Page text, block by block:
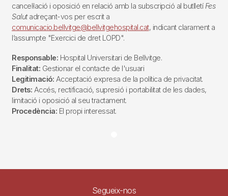
cancel·lació i oposició en relació amb la subscripció al butlletí Fes
Salutadreçant-vos per escrit a
comunicacio.bellvitge@bellvitgehospital.cat, indicant clarament a
l’assumpte "Exercici de dret LOPD".
Responsable: Hospital Universitari de Bellvitge.
Finalitat: Gestionar el contacte de l'usuari
Legitimació: Acceptació expresa de la política de privacitat.
Drets: Accés, rectificació, supresió i portabilitat de les dades,
limitació i oposició al seu tractament.
Procedència: El propi interessat.
Segueix-nos